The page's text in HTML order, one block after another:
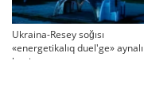
Ukraina-Resey soğısı
«energetikalıq duel'ge»
ketti